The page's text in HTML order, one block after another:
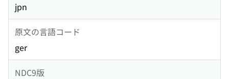
jpn
原文の言語コード
ger
NDC9版